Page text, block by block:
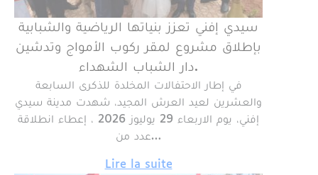
سيدي إفني تعزز بنياتها الرياضية والشبابية
بإطلاق مشروع لمقر ركوب الأمواج وتدشين
دار الشباب الشهداء.
في إطار الاحتفالات المخلدة للذكرى السابعة
والعشرين لعيد العرش المجيد، شهدت مدينة سيدي
إفني، يوم الاربعاء 29 يوليوز 2026 ، إعطاء انطلاقة
عدد من…
Lire la suite